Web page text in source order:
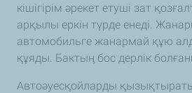
кішігірім әрекет етуші зат
арқылы еркін түрде енеді.
автомобильге жанармай құю
құяды. Бактың бос дерлік
Автоәуесқойларды